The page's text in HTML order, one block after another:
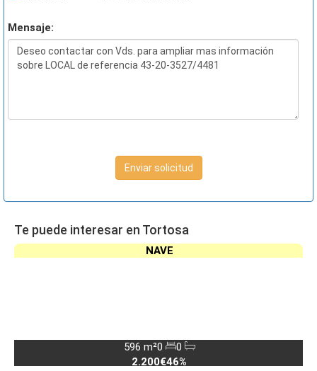
Mensaje:
Enviar solicitud
Te puede interesar en Tortosa
NAVE
596 m²0
0
2.200€46%